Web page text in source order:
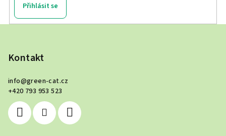
Přihlásit se
Kontakt
info@green-cat.cz
+420 793 953 523